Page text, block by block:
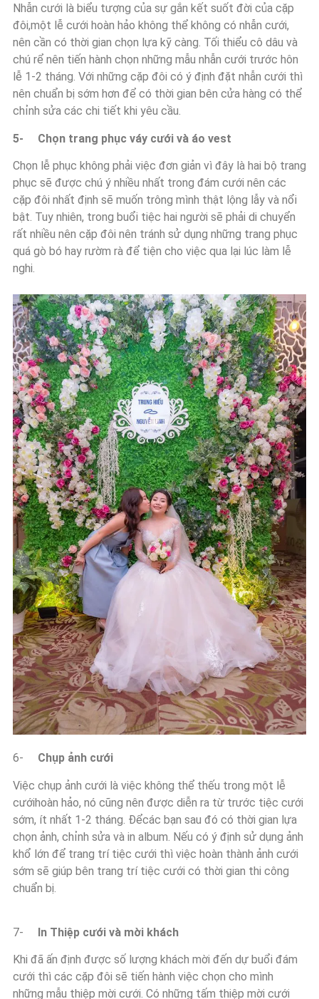
Nhẫn cưới là biểu tượng của sự gắn kết suốt đời của cặp
đôi,một lễ cưới hoàn hảo không thể không có nhẫn cưới,
nên cần có thời gian chọn lựa kỹ càng. Tối thiểu cô dâu và
chú rể nên tiến hành chọn những mẫu nhẫn cưới trước hôn
lễ 1-2 tháng. Với những cặp đôi có ý định đặt nhẫn cưới thì
nên chuẩn bị sớm hơn để có thời gian bên cửa hàng có thể
chỉnh sửa các chi tiết khi yêu cầu.
5- Chọn trang phục váy cưới và áo vest
Chọn lễ phục không phải việc đơn giản vì đây là hai bộ trang
phục sẽ được chú ý nhiều nhất trong đám cưới nên các
cặp đôi nhất định sẽ muốn trông mình thật lộng lẫy và nổi
bật. Tuy nhiên, trong buổi tiệc hai người sẽ phải di chuyển
rất nhiều nên cặp đôi nên tránh sử dụng những trang phục
quá gò bó hay rườm rà để tiện cho việc qua lại lúc làm lễ
nghi.
6- Chụp ảnh cưới
Việc chụp ảnh cưới là việc không thể thếu trong một lễ
cướihoàn hảo, nó cũng nên được diễn ra từ trước tiệc cưới
sớm, ít nhất 1-2 tháng. Đểcác bạn sau đó có thời gian lựa
chọn ảnh, chỉnh sửa và in album. Nếu có ý định sử dụng ảnh
khổ lớn để trang trí tiệc cưới thì việc hoàn thành ảnh cưới
sớm sẽ giúp bên trang trí tiệc cưới có thời gian thi công
chuẩn bị.
7- In Thiệp cưới và mời khách
Khi đã ấn định được số lượng khách mời đến dự buổi đám
cưới thì các cặp đôi sẽ tiến hành việc chọn cho mình
những mẫu thiệp mời cưới. Có những tấm thiệp mời cưới